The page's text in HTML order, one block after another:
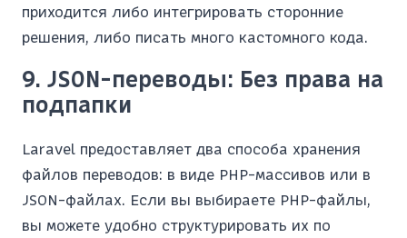
приходится либо интегрировать сторонние
решения, либо писать много кастомного кода.
9. JSON-переводы: Без права на
подпапки
Laravel предоставляет два способа хранения
файлов переводов: в виде PHP-массивов или в
JSON-файлах. Если вы выбираете PHP-файлы,
вы можете удобно структурировать их по